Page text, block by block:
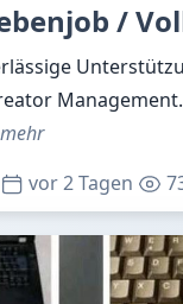
/
vor 2 Tagen